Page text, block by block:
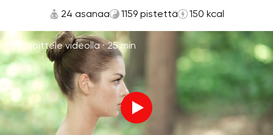
24 asanaa 1159 pistettä 150 kcal
Harjoittele videolla ·25 min